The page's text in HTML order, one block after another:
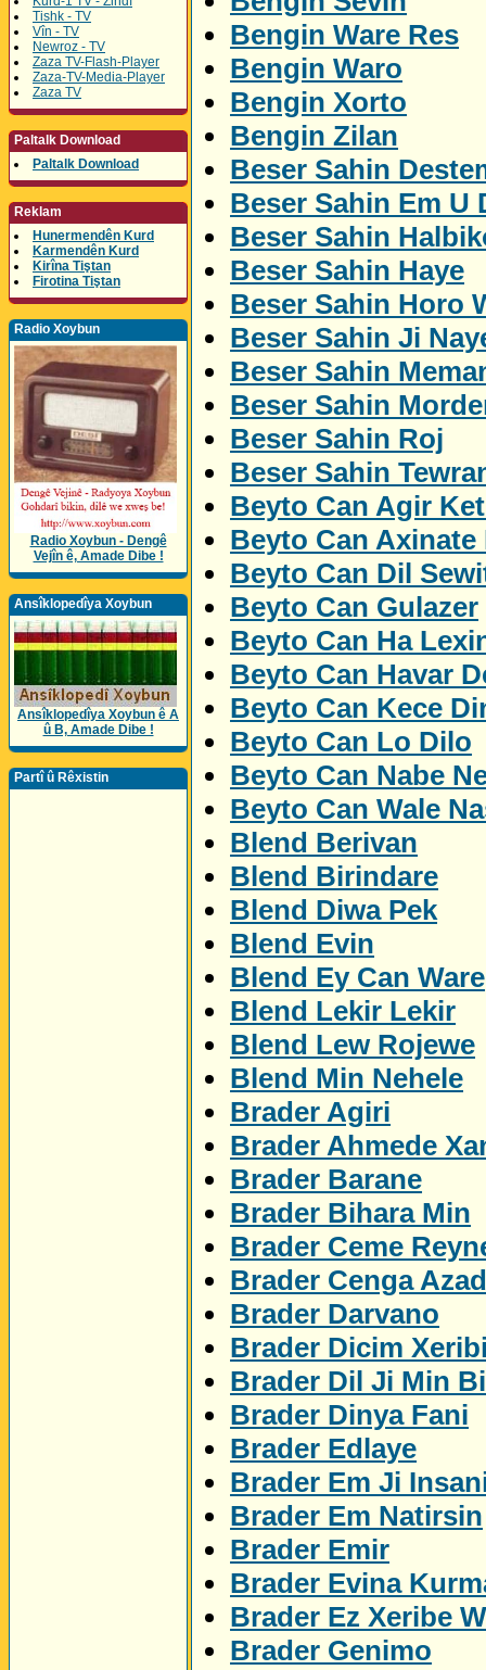
Tishk - TV
Vîn - TV
Newroz - TV
Zaza TV-Flash-Player
Zaza-TV-Media-Player
Zaza TV
Paltalk Download
Paltalk Download
Reklam
Hunermendên Kurd
Karmendên Kurd
Kirîna Tiştan
Firotina Tiştan
Radio Xoybun
Radio Xoybun - Dengê
Vejîn ê, Amade Dibe !
Ansîklopedîya Xoybun
Ansîklopedîya Xoybun ê A
û B, Amade Dibe !
Partî û Rêxistin
Bengin Ware Res
Bengin Waro
Bengin Xorto
Bengin Zilan
Beser Sahin
Beser Sahin Em U
Beser Sahin
Beser Sahin Haye
Beser Sahin Horo
Beser Sahin Ji
Beser Sahin
Beser Sahin
Beser Sahin Roj
Beser Sahin
Beyto Can Agir
Beyto Can Axinate
Beyto Can Dil
Beyto Can Gulazer
Beyto Can Ha
Beyto Can Havar
Beyto Can Kece
Beyto Can Lo Dilo
Beyto Can Nabe
Beyto Can Wale
Blend Berivan
Blend Birindare
Blend Diwa Pek
Blend Evin
Blend Ey Can Ware
Blend Lekir Lekir
Blend Lew Rojewe
Blend Min Nehele
Brader Agiri
Brader Ahmede
Brader Barane
Brader Bihara Min
Brader Ceme
Brader Cenga
Brader Darvano
Brader Dicim
Brader Dil Ji Min
Brader Dinya Fani
Brader Edlaye
Brader Em Ji
Brader Em Natirsin
Brader Emir
Brader Evina
Brader Ez Xeribe
Brader Genimo